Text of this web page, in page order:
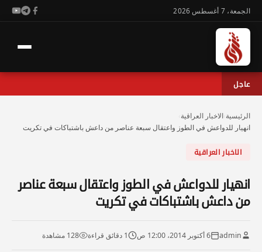
الجمعة، 7 أغسطس 2026
عاجل
الرئيسية الاخبار العراقية
انهيار للدواعش في الطوز واعتقال سبعة عناصر من داعش باشتباكات في تكريت
الاخبار العراقية
انهيار للدواعش في الطوز واعتقال سبعة عناصر
من داعش باشتباكات في تكريت
admin 6 أكتوبر 2014، 12:00 ص 1 دقائق قراءة 128 مشاهدة